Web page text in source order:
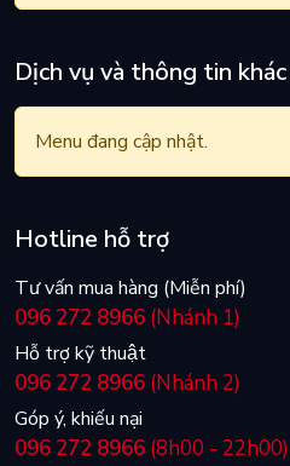
Dịch vụ và thông tin khác
Menu đang cập nhật.
Hotline hỗ trợ
Tư vấn mua hàng (Miễn phí)
096 272 8966 (Nhánh 1)
Hỗ trợ kỹ thuật
096 272 8966 (Nhánh 2)
Góp ý, khiếu nại
096 272 8966 (8h00 - 22h00)